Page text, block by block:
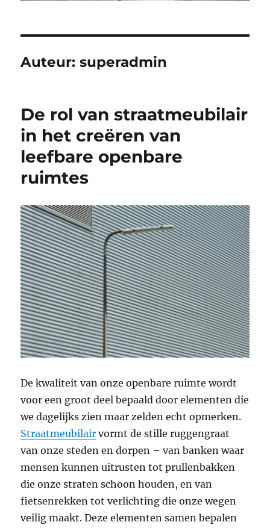
Auteur:superadmin
De rol van straatmeubilair
in het creëren van
leefbare openbare
ruimtes
De kwaliteit van onze openbare ruimte wordt
voor een groot deel bepaald door elementen die
we dagelijks zien maar zelden echt opmerken.
Straatmeubilair vormt de stille ruggengraat
van onze steden en dorpen – van banken waar
mensen kunnen uitrusten tot prullenbakken
die onze straten schoon houden, en van
fietsenrekken tot verlichting die onze wegen
veilig maakt. Deze elementen samen bepalen